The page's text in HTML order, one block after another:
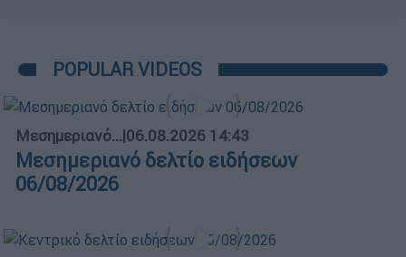
POPULAR VIDEOS
Μεσημεριανό...|06.08.2026 14:43
Μεσημεριανό δελτίο ειδήσεων
06/08/2026